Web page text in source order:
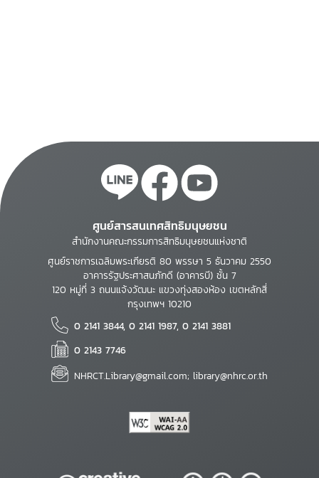
ศูนย์สารสนเทศสิทธิมนุษยชน
สำนักงานคณะกรรมการสิทธิมนุษยชนแห่งชาติ
ศูนย์ราชการเฉลิมพระเกียรติ 80 พรรษา 5 ธันวาคม 2550
อาคารรัฐประศาสนภักดี (อาคารบี) ชั้น 7
120 หมู่ที่ 3 ถนนแจ้งวัฒนะ แขวงทุ่งสองห้อง เขตหลักสี่
กรุงเทพฯ 10210
0 2141 3844, 0 2141 1987, 0 2141 3881
0 2143 7746
NHRCT.Library@gmail.com; library@nhrc.or.th